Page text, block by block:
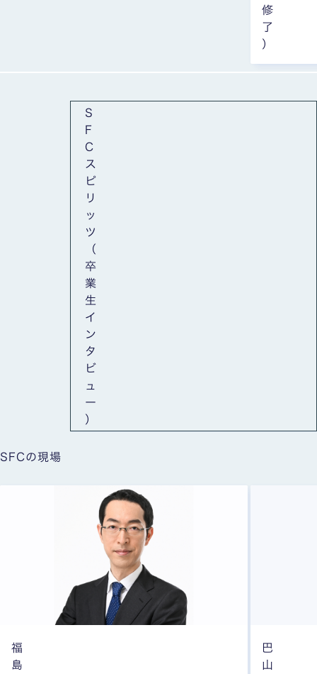
修
了
）
S
F
C
ス
ピ
リ
ッ
ツ
（
卒
業
生
イ
ン
タ
ビ
ュ
ー
）
SFCの現場
福
島
巴
山